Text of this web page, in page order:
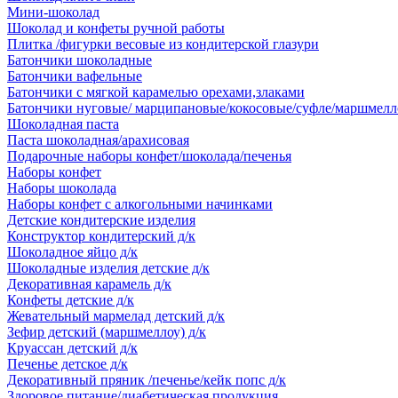
Мини-шоколад
Шоколад и конфеты ручной работы
Плитка /фигурки весовые из кондитерской глазури
Батончики шоколадные
Батончики вафельные
Батончики с мягкой карамелью орехами,злаками
Батончики нуговые/ марципановые/кокосовые/суфле/
Шоколадная паста
Паста шоколадная/арахисовая
Подарочные наборы конфет/шоколада/печенья
Наборы конфет
Наборы шоколада
Наборы конфет с алкогольными начинками
Детские кондитерские изделия
Конструктор кондитерский д/к
Шоколадное яйцо д/к
Шоколадные изделия детские д/к
Декоративная карамель д/к
Конфеты детские д/к
Жевательный мармелад детский д/к
Зефир детский (маршмеллоу) д/к
Круассан детский д/к
Печенье детское д/к
Декоративный пряник /печенье/кейк попс д/к